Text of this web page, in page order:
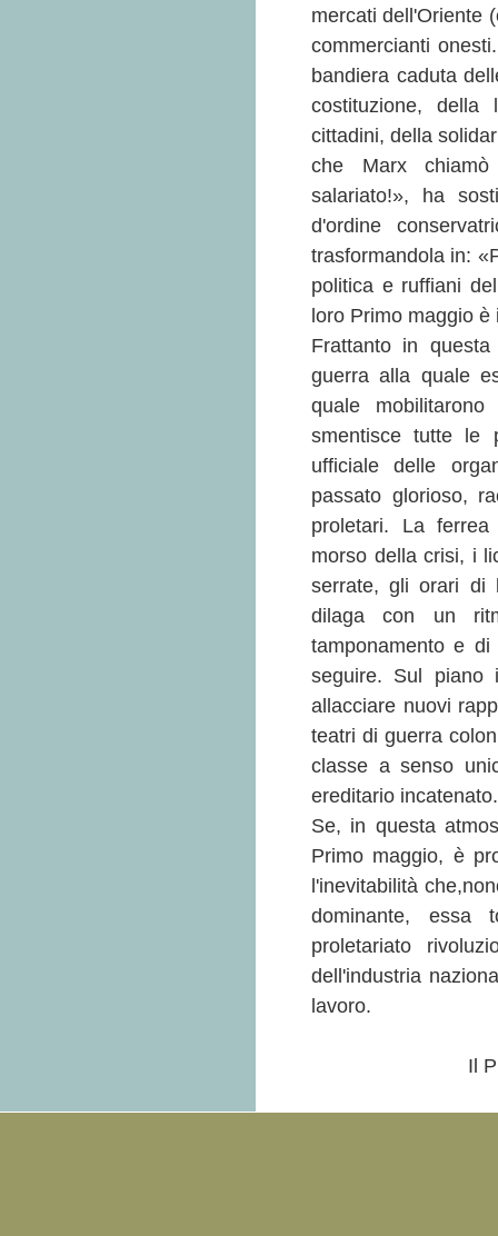
mercati dell'Oriente
commercianti
bandiera caduta
costituzione, della
cittadini, della
che Marx chiamò
salariato!», ha
d'ordine
trasformandola in:
politica e ruffiani
loro Primo maggio
Frattanto in
guerra alla quale
quale
smentisce tutte le
ufficiale delle
passato glorioso,
proletari. La
morso della crisi, i
serrate, gli orari di
dilaga con un
tamponamento e
seguire. Sul piano
allacciare nuovi
teatri di guerra
classe a senso
ereditario incatenato.
Se, in questa
Primo maggio, è
l'inevitabilità
dominante, essa
proletariato
dell'industria
lavoro.
Il